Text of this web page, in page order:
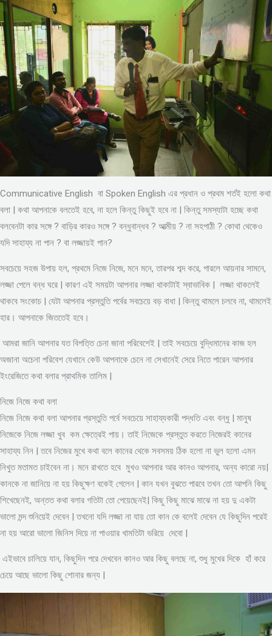
Communicative English বা Spoken English এর প্রধান ও প্রথম শর্তই হলো কথা
বলা | কথা আপনাকে বলতেই হবে, না হলে কিন্তু কিছুই হবে না | কিন্তু সমস্যাটা হচ্ছে কথা
বলবেনটা কার সঙ্গে ? বাড়ির কারও সঙ্গে ? বন্ধুবান্ধব ? আত্মীয় ? না সহপাঠী ? কোথা থেকেও
যদি সাহায্য না পান ? বা লজ্জায়ই পান?
সবচেয়ে সহজ উপায় হল, প্রথমে নিজে নিজে, মনে মনে, তারপর শব্দ করে, পারলে আয়নার সামনে,
লজ্জা পেলে বন্ধ ঘরে | কারণ এই সময়টা আপনার লজ্জা থাকাটাই স্বাভাবিক | লজ্জা থাকলেই
থাকবে সংকোচ | যেটা আপনার প্রস্তুতি পর্বের সবচেয়ে বড় বাধা | কিন্তু থামলে চলবে না, থামলেই
হার। আপনাকে জিততেই হবে।
আমরা জানি আপনার যত বিপত্তি চেনা জানা পরিবেশেই | তাই সবচেয়ে বুদ্ধিমানের কাজ হল
অজানা অচেনা পরিবেশ যেখানে কেউ আপনাকে চেনে না সেখানেই সেরে নিতে পারেন আপনার
ইংরেজিতে কথা বলার প্রাথমিক তালিম |
নিজে নিজে কথা বলা
নিজে নিজে কথা বলা আপনার প্রস্তুতি পর্বে সবচেয়ে সাহায্যকারী পদ্ধতি এবং বন্ধু | মানুষ
নিজেকে নিজে লজ্জা খুব কম ক্ষেত্রেই পায়। তাই নিজেকে প্রস্তুত করতে নিজেরই কানের
সাহায্য নিন | তবে নিজের মুখে কথা বলে কানের থেকে সবসময় ঠিক হলো না ভুল হলো এমন
নিখুত মতামত চাইবেন না। মনে রাখতে হবে মুখও আপনার আর কানও আপনার, অন্য কারো নয়|
কানকে না জানিয়ে না হয় কিছুক্ষণ বকেই গেলেন | কান যখন বুঝতে পারবে তখন তো আপনি কিছু
শিখেছেনই, অন্তত কথা বলার গতিটা তো পেয়েছেনই| কিছু কিছু মাঝে মাঝে না হয় দু একটা
ভালো মন্দ শুনিয়েই দেবেন | তখনো যদি লজ্জা না যায় তো কান কে বলেই দেবেন যে কিছুদিন পরেই
না হয় আরো ভালো জিনিস দিয়ে না পাওয়ার খামতিটা ভরিয়ে দেবো |
এইভাবে চালিয়ে যান, কিছুদিন পরে দেখবেন কানও আর কিছু বলছে না, শুধু মুখের দিকে হাঁ করে
চেয়ে আছে ভালো কিছু শোনার জন্য |